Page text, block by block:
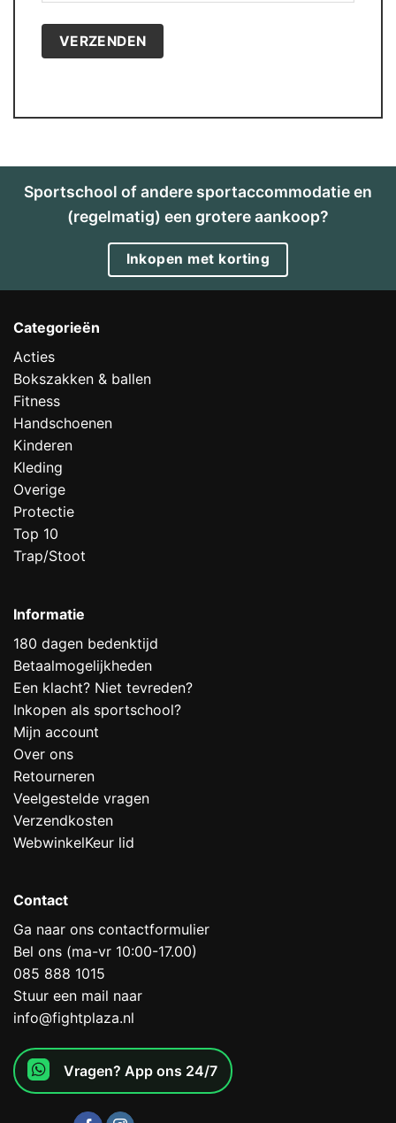
Sportschool of andere sportaccommodatie en
(regelmatig) een grotere aankoop?
Inkopen met korting
Categorieën
Acties
Bokszakken & ballen
Fitness
Handschoenen
Kinderen
Kleding
Overige
Protectie
Top 10
Trap/Stoot
Informatie
180 dagen bedenktijd
Betaalmogelijkheden
Een klacht? Niet tevreden?
Inkopen als sportschool?
Mijn account
Over ons
Retourneren
Veelgestelde vragen
Verzendkosten
WebwinkelKeur lid
Contact
Ga naar ons contactformulier
Bel ons (ma-vr 10:00-17.00)
085 888 1015
Stuur een mail naar
info@fightplaza.nl
Vragen? App ons 24/7